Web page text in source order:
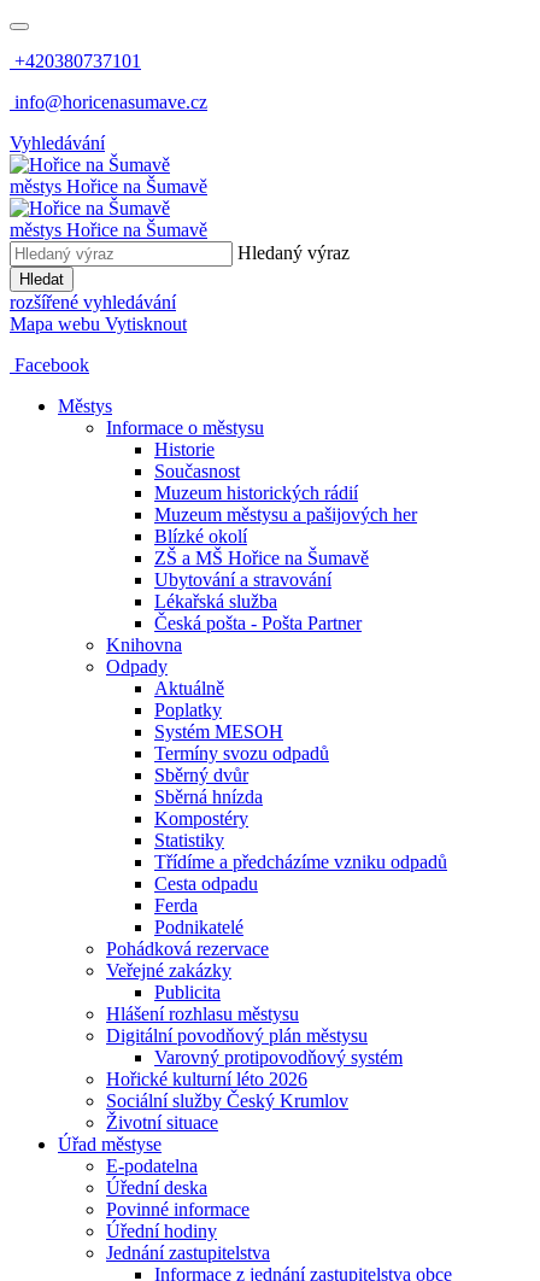
+420380737101
info@horicenasumave.cz
Vyhledávání
městys Hořice na Šumavě
městys Hořice na Šumavě
Hledaný výraz
Hledat
rozšířené vyhledávání
Mapa webu Vytisknout
Facebook
Městys
Informace o městysu
Historie
Současnost
Muzeum historických rádií
Muzeum městysu a pašijových her
Blízké okolí
ZŠ a MŠ Hořice na Šumavě
Ubytování a stravování
Lékařská služba
Česká pošta - Pošta Partner
Knihovna
Odpady
Aktuálně
Poplatky
Systém MESOH
Termíny svozu odpadů
Sběrný dvůr
Sběrná hnízda
Kompostéry
Statistiky
Třídíme a předcházíme vzniku odpadů
Cesta odpadu
Ferda
Podnikatelé
Pohádková rezervace
Veřejné zakázky
Publicita
Hlášení rozhlasu městysu
Digitální povodňový plán městysu
Varovný protipovodňový systém
Hořické kulturní léto 2026
Sociální služby Český Krumlov
Životní situace
Úřad městyse
E-podatelna
Úřední deska
Povinné informace
Úřední hodiny
Jednání zastupitelstva
Informace z jednání zastupitelstva obce